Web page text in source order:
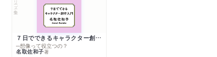
７日でできるキャラクター創作入門
─想像って役立つの？
名取佐和子著